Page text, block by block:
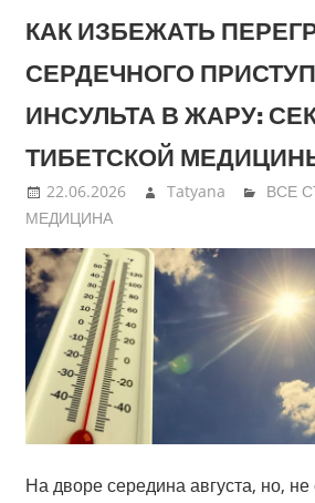
КАК ИЗБЕЖАТЬ
СЕРДЕЧНОГО
ИНСУЛЬТА В ЖАРУ:
ТИБЕТСКОЙ
22.06.2026 Tatyana ВСЕ
МЕДИЦИНА
На дворе середина августа, но, не